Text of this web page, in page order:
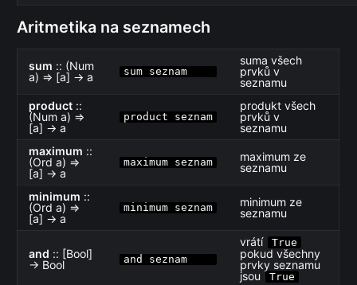
Aritmetika na seznamech
sum :: (Num
a) ⇒ [a] → a
sum seznam
suma všech
prvků v
seznamu
product ::
(Num a) ⇒
[a] → a
product seznam
produkt všech
prvků v
seznamu
maximum ::
(Ord a) ⇒
[a] → a
maximum seznam
maximum ze
seznamu
minimum ::
(Ord a) ⇒
[a] → a
minimum seznam
minimum ze
seznamu
and :: [Bool]
→ Bool
and seznam
vrátí True
pokud všechny
prvky seznamu
jsou
True